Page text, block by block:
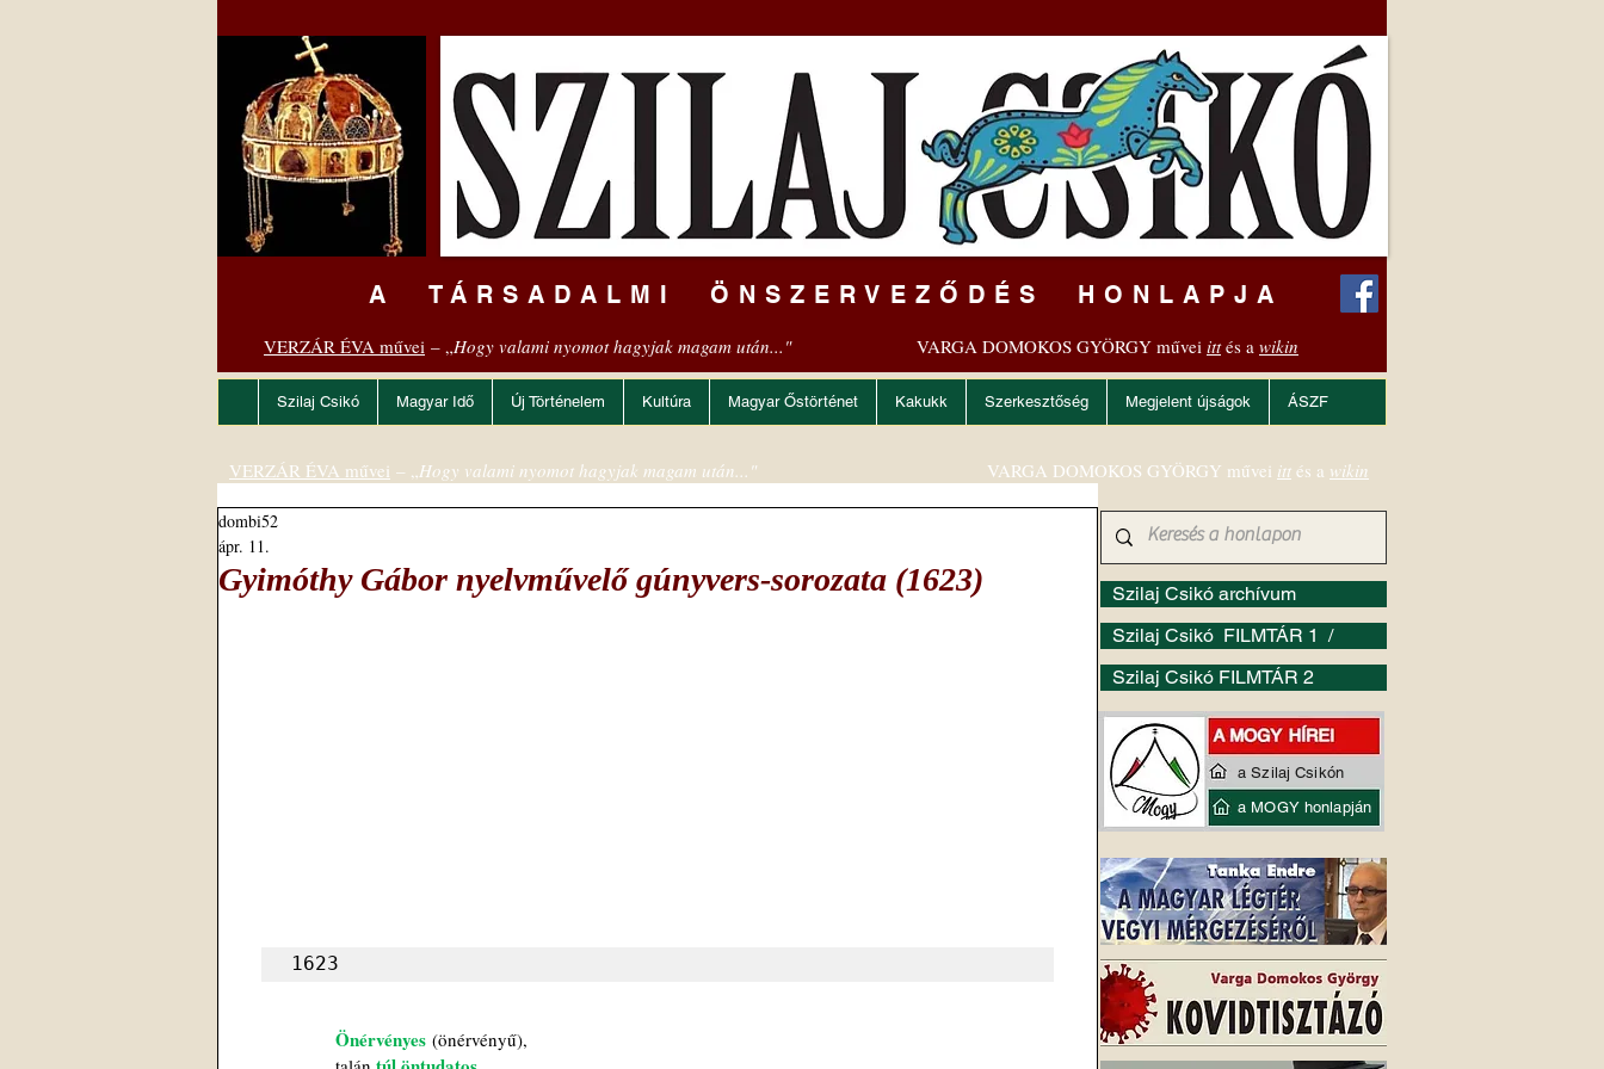
A TÁRSADALMI ÖNSZERVEZŐDÉS HONLAPJA
VERZÁR ÉVA művei – „Hogy valami nyomot hagyjak magam után..." VARGA DOMOKOS GYÖRGY művei ittés a wikin
Szilaj Csikó Magyar Idő Új Történelem Kultúra Magyar Őstörténet Kakukk Szerkesztőség Megjelent újságok ÁSZF
Gyimóthy Gábor nyelvművelő gúnyvers-sorozata (1623)
dombi52
ápr. 11.
1623
Önérvényes (önérvényű),
Szilaj Csikó archívum
Szilaj Csikó FILMTÁR 1 /
Szilaj Csikó FILMTÁR 2
VERZÁR ÉVA művei – „Hogy valami nyomot hagyjak magam után..." VARGA DOMOKOS GYÖRGY művei itt és a wikin
a Szilaj Csikón
a MOGY honlapján